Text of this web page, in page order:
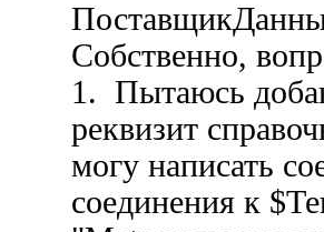
Собственно,
1. Пытаюсь
реквизит
могу написать
соединения к